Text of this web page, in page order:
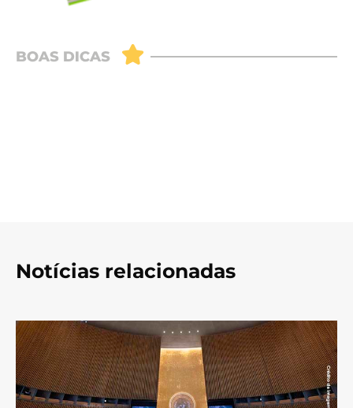
Notícias relacionadas